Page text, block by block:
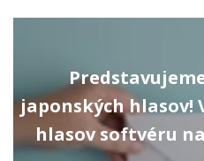
japonských hlasov!
hlasov softvéru